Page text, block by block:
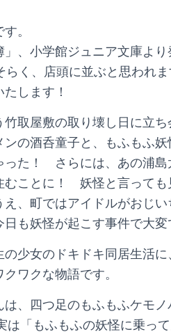
。
」、小学館ジュニア文庫より
く、店頭に並ぶと思われま
します！
竹取屋敷の取り壊し日に立
ンの酒呑童子と、もふもふ
た！ さらには、あの浦島
ことに！ 妖怪と言っても
、町ではアイドルがおじ
も妖怪が起こす事件で大変
少女のドキドキ同居生活
ワクな物語です。
、四つ足のもふもふケモ
は「もふもふの妖怪に乗っ